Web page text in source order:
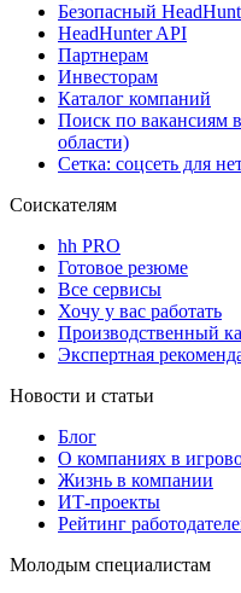
Безопасный
HeadHunter API
Партнерам
Инвесторам
Каталог компаний
Поиск по вакансиям
области)
Сетка: соцсеть для
Соискателям
hh PRO
Готовое резюме
Все сервисы
Хочу у вас работать
Производственный
Экспертная
Новости и статьи
Блог
О компаниях в
Жизнь в компании
ИТ-проекты
Рейтинг
Молодым специалистам